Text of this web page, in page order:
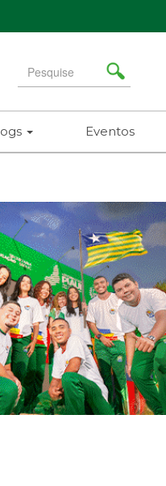
Search
for
Eventos